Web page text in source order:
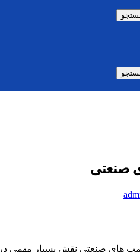
صنعتی
صنعتی نقش بسیار مهمی در